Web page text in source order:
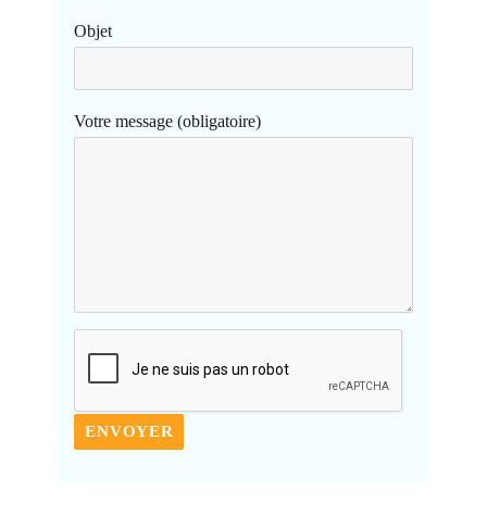
Objet
Votre message (obligatoire)